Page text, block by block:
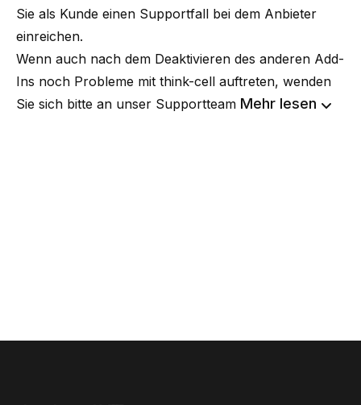
Sie als Kunde einen Supportfall bei dem Anbieter
einreichen.
Wenn auch nach dem Deaktivieren des anderen Add-
Ins noch Probleme mit think-cell auftreten, wenden
Sie sich bitte an unser Supportteam Mehr lesen